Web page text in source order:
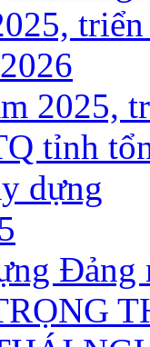
2025,
Đảng